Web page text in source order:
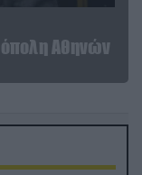
Αθηνών